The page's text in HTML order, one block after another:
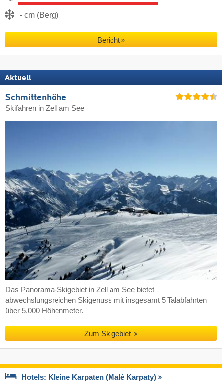
- cm (Berg)
Bericht
Aktuell
Schmittenhöhe
Skifahren in Zell am See
Das Panorama-Skigebiet in Zell am See bietet
abwechslungsreichen Skigenuss mit insgesamt 5 Talabfahrten
über 5.000 Höhenmeter.
Zum Skigebiet
Hotels: Kleine Karpaten (Malé Karpaty)